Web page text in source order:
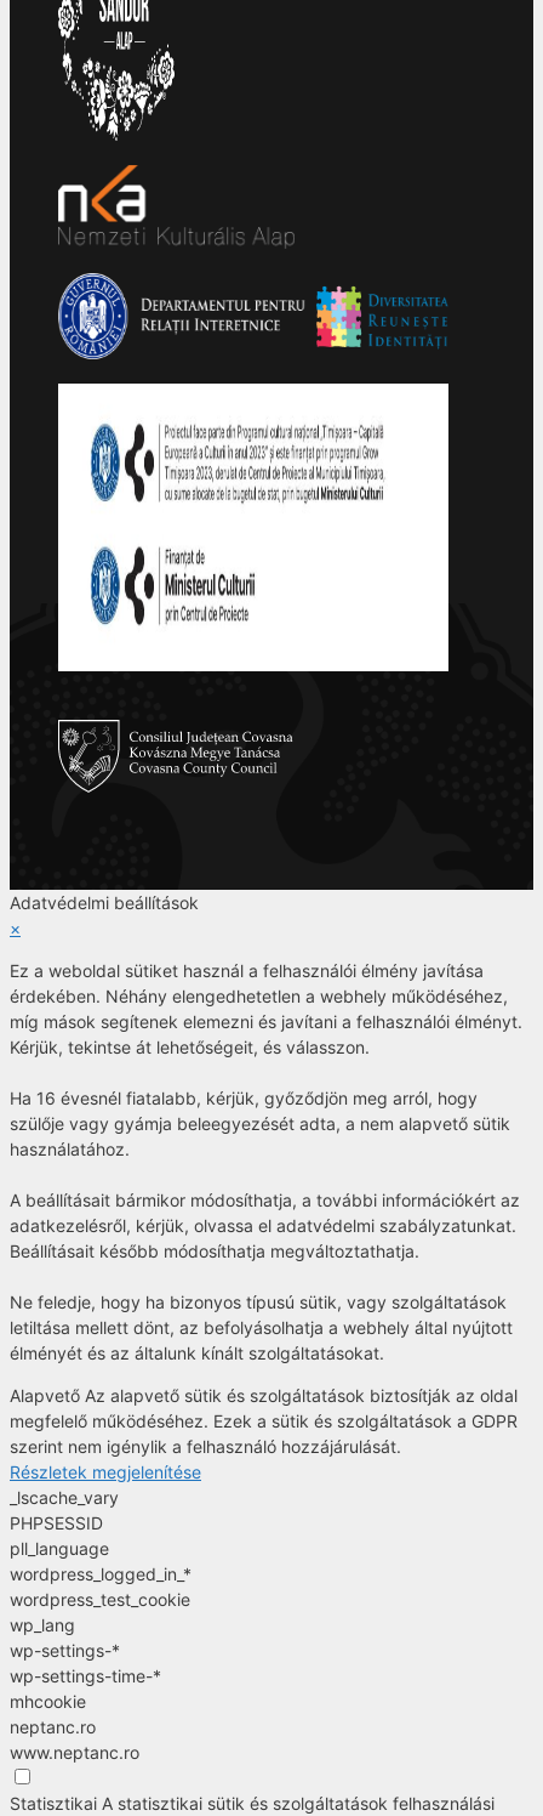
Adatvédelmi beállítások
×
Ez a weboldal sütiket használ a felhasználói élmény javítása
érdekében. Néhány elengedhetetlen a webhely működéséhez,
míg mások segítenek elemezni és javítani a felhasználói élményt.
Kérjük, tekintse át lehetőségeit, és válasszon.
Ha 16 évesnél fiatalabb, kérjük, győződjön meg arról, hogy
szülője vagy gyámja beleegyezését adta, a nem alapvető sütik
használatához.
A beállításait bármikor módosíthatja, a további információkért az
adatkezelésről, kérjük, olvassa el adatvédelmi szabályzatunkat.
Beállításait később módosíthatja megváltoztathatja.
Ne feledje, hogy ha bizonyos típusú sütik, vagy szolgáltatások
letiltása mellett dönt, az befolyásolhatja a webhely által nyújtott
élményét és az általunk kínált szolgáltatásokat.
Alapvető Az alapvető sütik és szolgáltatások biztosítják az oldal
megfelelő működéséhez. Ezek a sütik és szolgáltatások a GDPR
szerint nem igénylik a felhasználó hozzájárulását.
Részletek megjelenítése
_lscache_vary
PHPSESSID
pll_language
wordpress_logged_in_*
wordpress_test_cookie
wp_lang
wp-settings-*
wp-settings-time-*
mhcookie
neptanc.ro
www.neptanc.ro
Statisztikai A statisztikai sütik és szolgáltatások felhasználási